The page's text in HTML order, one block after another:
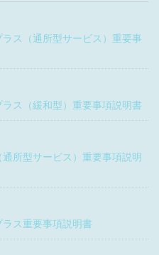
ス（通所型サービス）重要事
ス（緩和型）重要事項説明書
所型サービス）重要事項説明
ス重要事項説明書